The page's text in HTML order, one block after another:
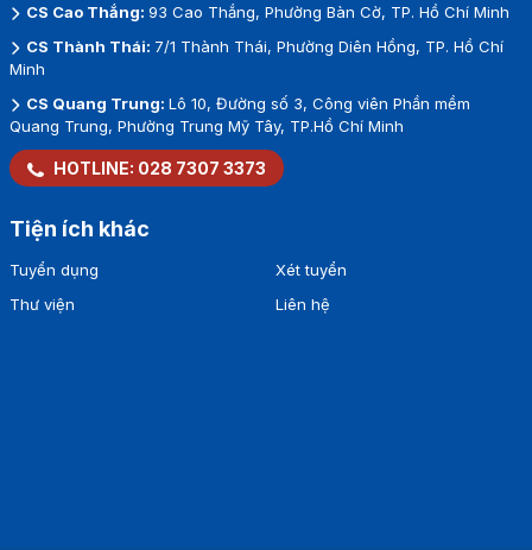
CS Cao Thắng: 93 Cao Thắng, Phường Bàn Cờ, TP. Hồ Chí Minh
CS Thành Thái: 7/1 Thành Thái, Phường Diên Hồng, TP. Hồ Chí
Minh
CS Quang Trung: Lô 10, Đường số 3, Công viên Phần mềm
Quang Trung, Phường Trung Mỹ Tây, TP.Hồ Chí Minh
HOTLINE: 028 7307 3373
Tiện ích khác
Tuyển dụng
Thư viện
Xét tuyển
Liên hệ